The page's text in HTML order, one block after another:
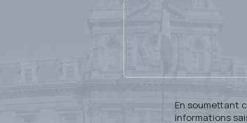
En soumettant
informations